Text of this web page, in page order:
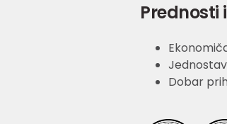
Prednosti
Dobar